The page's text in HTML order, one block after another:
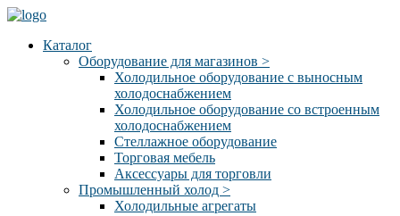
Каталог
Оборудование для магазинов >
Холодильное оборудование с выносным
холодоснабжением
Холодильное оборудование со встроенным
холодоснабжением
Стеллажное оборудование
Торговая мебель
Аксессуары для торговли
Промышленный холод >
Холодильные агрегаты